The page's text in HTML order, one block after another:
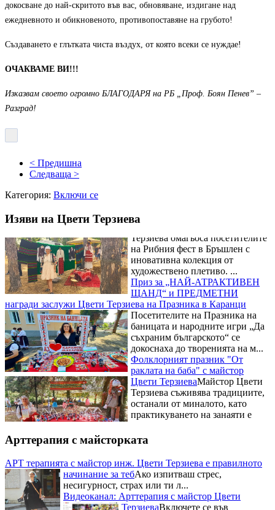
докосване до най-скритото във вас, обновяване, издигане над
ежедневното и обикновеното, противопоставяне на грубото!
Създаването е глътката чиста въздух, от която всеки се нуждае!
ОЧАКВАМЕ ВИ!!!
Изказвам своето огромно БЛАГОДАРЯ на РБ „Проф. Боян Пенев” –
Разград!
< Предишна
Следваща >
Категория: Включи се
Изяви на Цвети Терзиева
Магията на занаята оживя в детската работилница на майстор
Бръшлен в сцена на художественото плетиво
Терзиева омагьоса посетителите
на Рибния фест в Бръшлен с
иновативна колекция от
художествено плетиво. ...
Приз за „НАЙ-АТРАКТИВЕН
ЩАНД“ и ПРЕДМЕТНИ
награди заслужи Цвети Терзиева на Празника в Каранци
Посетителите на Празника на
баницата и народните игри „Да
съхраним българското“ се
докоснаха до творенията на м...
Фолклорният празник "От
раклата на баба" с майстор
Цвети ТерзиеваМайстор Цвети
Терзиева съживява традициите,
останали от миналото, като
практикуването на занаяти е
сред най-старите ч...
Фестивала на рибената чорба на
майстор Цвети Терзиева
майсторски да премята
плетивата Цвети Терзиева е
готова да експериментира с
всякакви вкусове и рецепти. Тя
бе н...
Арттерапия с майсторката
АРТ терапията с майстор инж. Цвети Терзиева е правилното
начинание за тебАко изпитваш стрес,
несигурност, страх или ти л...
Видеоканал: Арттерапия с майстор Цвети
ТерзиеваВключете се във